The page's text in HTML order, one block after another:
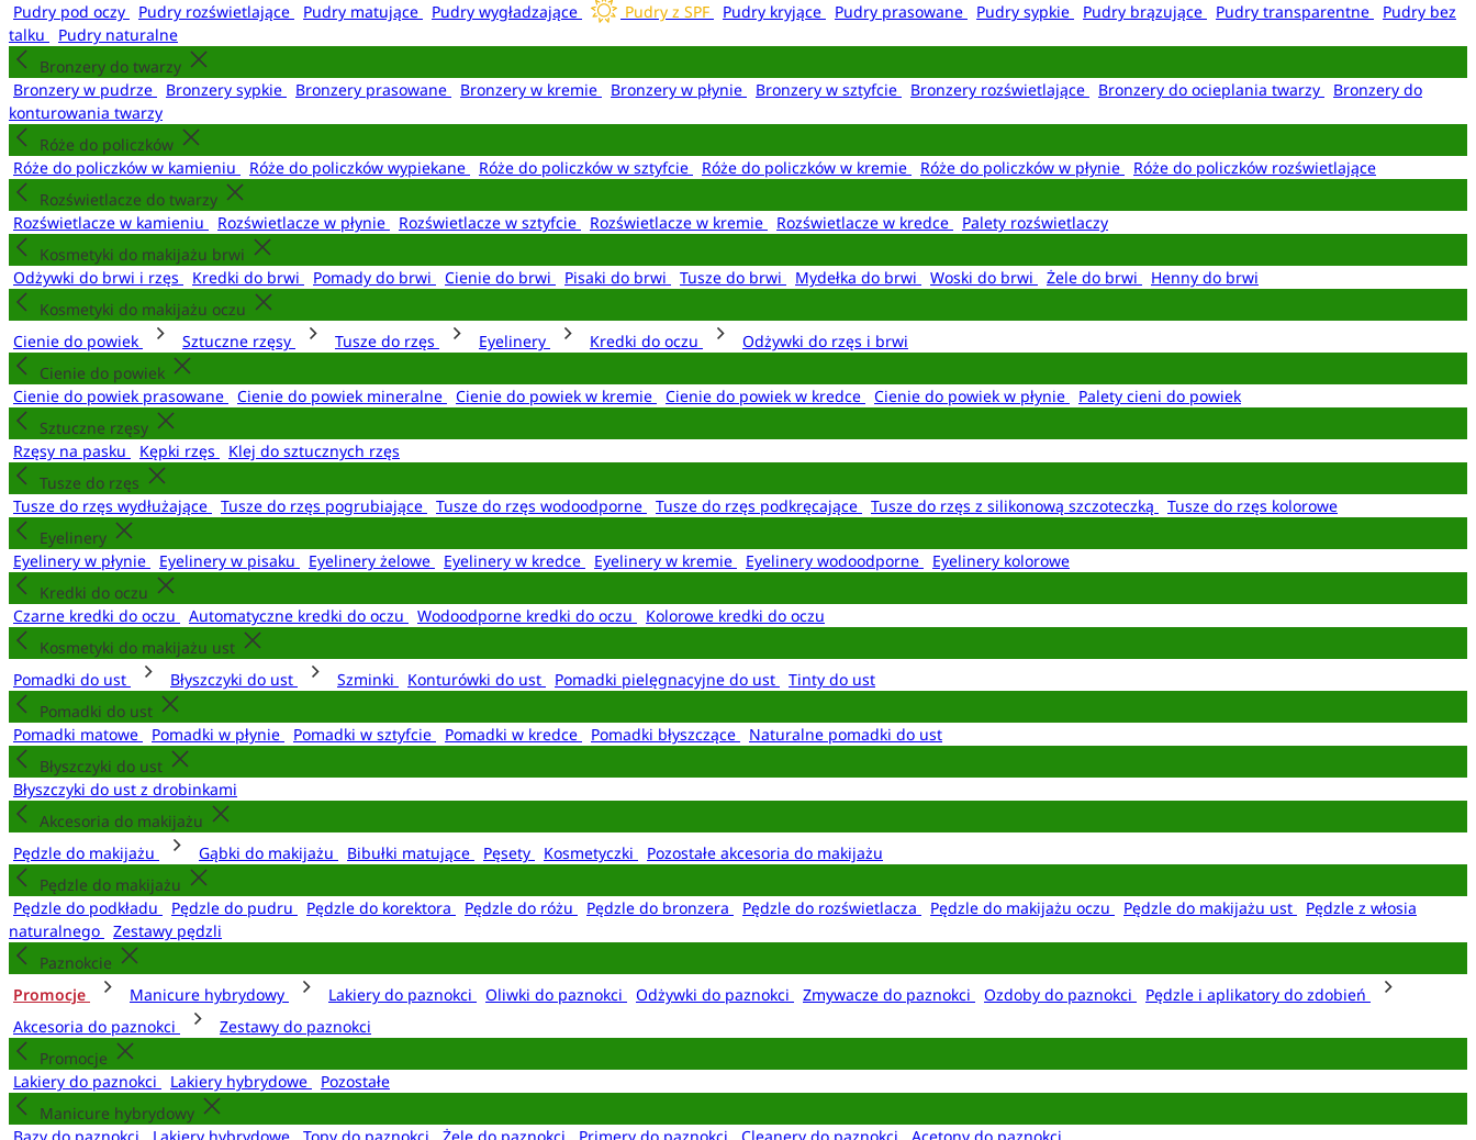
Pudry pod oczy
Pudry rozświetlające Pudry matujące Pudry wygładzające Pudry z SPF Pudry kryjące Pudry prasowane Pudry sypkie Pudry brązujące Pudry transparentne
Pudry bez
talku
Pudry naturalne
Bronzery do twarzy
Bronzery w pudrze
Bronzery sypkie Bronzery prasowane Bronzery w kremie Bronzery w płynie Bronzery w sztyfcie Bronzery rozświetlające Bronzery do ocieplania twarzy
Bronzery do
konturowania twarzy
Róże do policzków
Róże do policzków w kamieniu
Róże do policzków wypiekane Róże do policzków w sztyfcie Róże do policzków w kremie Róże do policzków w płynie
Róże do policzków rozświetlające
Rozświetlacze do twarzy
Rozświetlacze w kamieniu
Rozświetlacze w płynie Rozświetlacze w sztyfcie Rozświetlacze w kremie Rozświetlacze w kredce
Palety rozświetlaczy
Kosmetyki do makijażu brwi
Odżywki do brwi i rzęs
Kredki do brwi Pomady do brwi Cienie do brwi Pisaki do brwi Tusze do brwi Mydełka do brwi Woski do brwi Żele do brwi
Henny do brwi
Kosmetyki do makijażu oczu
Cienie do powiek
Sztuczne rzęsy Tusze do rzęs Eyelinery Kredki do oczu
Odżywki do rzęs i brwi
Cienie do powiek
Cienie do powiek prasowane
Cienie do powiek mineralne Cienie do powiek w kremie Cienie do powiek w kredce Cienie do powiek w płynie
Palety cieni do powiek
Sztuczne rzęsy
Rzęsy na pasku
Kępki rzęs
Klej do sztucznych rzęs
Tusze do rzęs
Tusze do rzęs wydłużające
Tusze do rzęs pogrubiające Tusze do rzęs wodoodporne Tusze do rzęs podkręcające Tusze do rzęs z silikonową szczoteczką
Tusze do rzęs kolorowe
Eyelinery
Eyelinery w płynie
Eyelinery w pisaku Eyelinery żelowe Eyelinery w kredce Eyelinery w kremie Eyelinery wodoodporne
Eyelinery kolorowe
Kredki do oczu
Czarne kredki do oczu
Automatyczne kredki do oczu Wodoodporne kredki do oczu
Kolorowe kredki do oczu
Kosmetyki do makijażu ust
Pomadki do ust
Błyszczyki do ust Szminki Konturówki do ust Pomadki pielęgnacyjne do ust
Tinty do ust
Pomadki do ust
Pomadki matowe
Pomadki w płynie Pomadki w sztyfcie Pomadki w kredce Pomadki błyszczące
Naturalne pomadki do ust
Błyszczyki do ust
Błyszczyki do ust z drobinkami
Akcesoria do makijażu
Pędzle do makijażu
Gąbki do makijażu Bibułki matujące Pęsety Kosmetyczki
Pozostałe akcesoria do makijażu
Pędzle do makijażu
Pędzle do podkładu
Pędzle do pudru Pędzle do korektora Pędzle do różu Pędzle do bronzera Pędzle do rozświetlacza Pędzle do makijażu oczu Pędzle do makijażu ust
Pędzle z włosia
naturalnego
Zestawy pędzli
Paznokcie
Promocje
Manicure hybrydowy Lakiery do paznokci Oliwki do paznokci Odżywki do paznokci Zmywacze do paznokci Ozdoby do paznokci
Pędzle i aplikatory do zdobień
Akcesoria do paznokci
Zestawy do paznokci
Promocje
Lakiery do paznokci
Lakiery hybrydowe
Pozostałe
Manicure hybrydowy